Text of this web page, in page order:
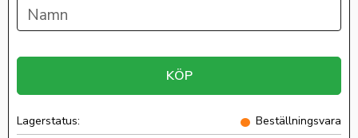
KÖP
Lagerstatus
Beställningsvara